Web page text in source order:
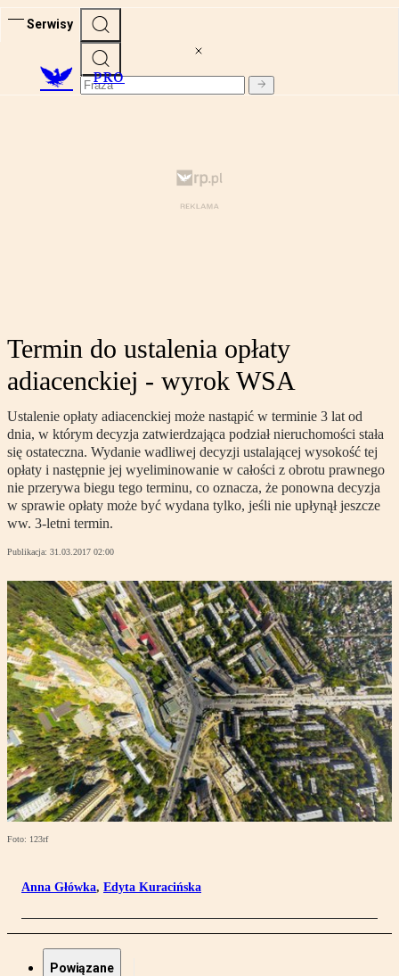
Serwisy
PRO
Termin do ustalenia opłaty
adiacenckiej - wyrok WSA
Ustalenie opłaty adiacenckiej może nastąpić w terminie 3 lat od
dnia, w którym decyzja zatwierdzająca podział nieruchomości stała
się ostateczna. Wydanie wadliwej decyzji ustalającej wysokość tej
opłaty i następnie jej wyeliminowanie w całości z obrotu prawnego
nie przerywa biegu tego terminu, co oznacza, że ponowna decyzja
w sprawie opłaty może być wydana tylko, jeśli nie upłynął jeszcze
ww. 3-letni termin.
Publikacja: 31.03.2017 02:00
Foto: 123rf
Anna Główka, Edyta Kuracińska
Powiązane